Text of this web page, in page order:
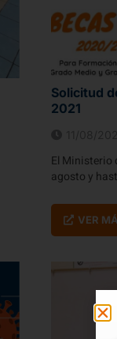
Solicitud
2021
El Ministerio
agosto y
VER